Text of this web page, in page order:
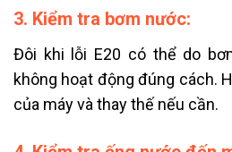
3. Kiểm tra bơm nước:
Đôi khi lỗi E20 có thể do
không hoạt động đúng cách.
của máy và thay thế nếu cần.